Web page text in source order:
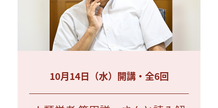
10月14日（水）開講・全6回